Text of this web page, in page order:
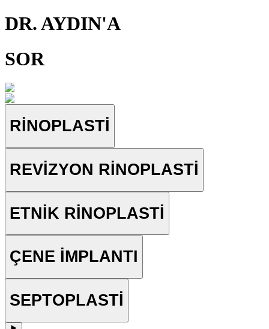
DR. AYDIN'A
SOR
RİNOPLASTİ
REVİZYON RİNOPLASTİ
ETNİK RİNOPLASTİ
ÇENE İMPLANTI
SEPTOPLASTİ